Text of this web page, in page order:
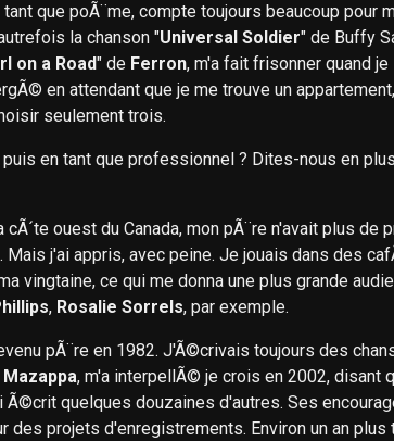
que poÃ¨me, compte toujours beaucoup pour
la chanson "Universal Soldier" de Buffy
on a Road" de Ferron, m'a fait frisonner quand
en attendant que je me trouve un
seulement trois.
en tant que professionnel ? Dites-nous en
ouest du Canada, mon pÃ¨re n'avait plus
Mais j'ai appris, avec peine. Je jouais dans des
vingtaine, ce qui me donna une plus grande
, Rosalie Sorrels, par exemple.
pÃ¨re en 1982. J'Ã©crivais toujours des
Mazappa, m'a interpellÃ© je crois en 2002, disant
quelques douzaines d'autres. Ses
projets d'enregistrements. Environ un an